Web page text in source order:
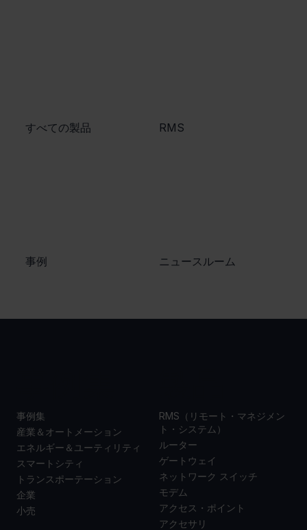
​すべての製品 ​RMS
​事例 ニュースルーム
事例集
産業＆オートメーション
エネルギー＆ユーティリティ
スマートシティ
トランスポーテーション
企業
小売
RMS（リモート・マネジメン
ト・システム）
ルーター
ゲートウェイ
ネットワーク スイッチ
モデム
アクセス・ポイント
アクセサリ